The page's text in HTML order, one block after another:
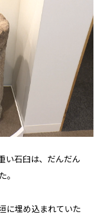
い石臼は、だんだん
。
に埋め込まれていた